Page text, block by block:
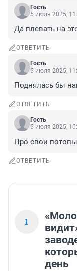
Гость
5 июля 2025,
Да плевать на
ОТВЕТИТЬ
Гость
5 июля 2025,
Поднялась бы
ОТВЕТИТЬ
Гость
5 июля 2025,
Про свои
ОТВЕТИТЬ
1
день